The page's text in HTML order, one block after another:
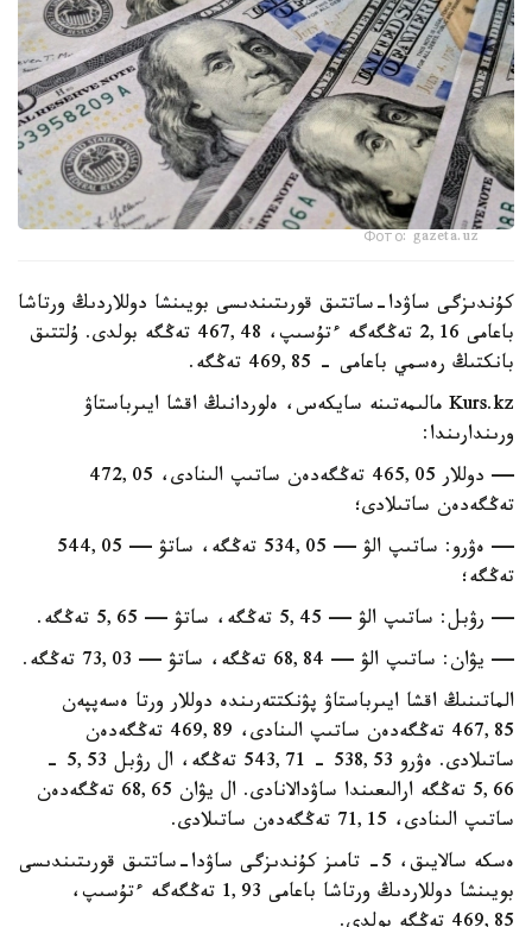
Фото: gazeta.uz
كۇندىزگى ساۋدا-ساتتىق قورىتىندىسى بويىنشا دوللاردىڭ ورتاشا
باعامى 2,16 تەڭگەگە ءتۇسىپ، 467,48 تەڭگە بولدى. ۇلتتىق
بانكتىڭ رەسمي باعامى - 469,85 تەڭگە.
Kurs.kz مالىمەتىنە سايكەس، ەلوردانىڭ اقشا ايىرباستاۋ
ورىندارىندا:
— دوللار 465,05 تەڭگەدەن ساتىپ الىنادى، 472,05
تەڭگەدەن ساتىلادى؛
— ەۋرو: ساتىپ الۋ — 534,05 تەڭگە، ساتۋ — 544,05
تەڭگە؛
— رۋبل: ساتىپ الۋ — 5,45 تەڭگە، ساتۋ — 5,65 تەڭگە.
— يۋان: ساتىپ الۋ — 68,84 تەڭگە، ساتۋ — 73,03 تەڭگە.
الماتىنىڭ اقشا ايىرباستاۋ پۋنكتتەرىندە دوللار ورتا ەسەپپەن
467,85 تەڭگەدەن ساتىپ الىنادى، 469,89 تەڭگەدەن
ساتىلادى. ەۋرو 538,53 - 543,71 تەڭگە، ال رۋبل 5,53 -
5,66 تەڭگە ارالىعىندا ساۋدالانادى. ال يۋان 68,65 تەڭگەدەن
ساتىپ الىنادى، 71,15 تەڭگەدەن ساتىلادى.
ەسكە سالايىق، 5- تامىز كۇندىزگى ساۋدا-ساتتىق قورىتىندىسى
بويىنشا دوللاردىڭ ورتاشا باعامى 1,93 تەڭگەگە ءتۇسىپ،